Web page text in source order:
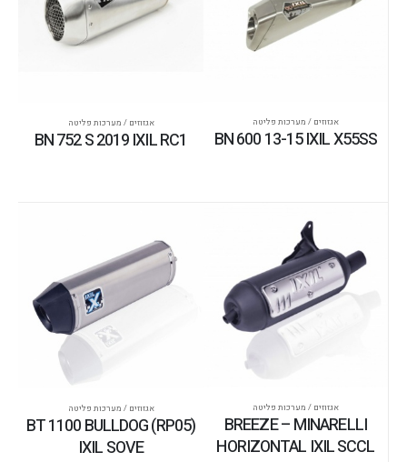
אגזוזים / מערכות פליטה
BN 600 13-15 IXIL X55SS
אגזוזים / מערכות פליטה
BN 752 S 2019 IXIL RC1
אגזוזים / מערכות פליטה
BREEZE – MINARELLI
HORIZONTAL IXIL SCCL
אגזוזים / מערכות פליטה
BT 1100 BULLDOG (RP05)
IXIL SOVE